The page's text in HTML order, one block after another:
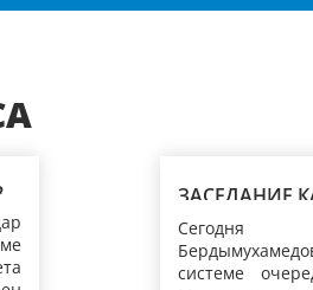
ЗАСЕДАНИЕ
Сегодня
системе